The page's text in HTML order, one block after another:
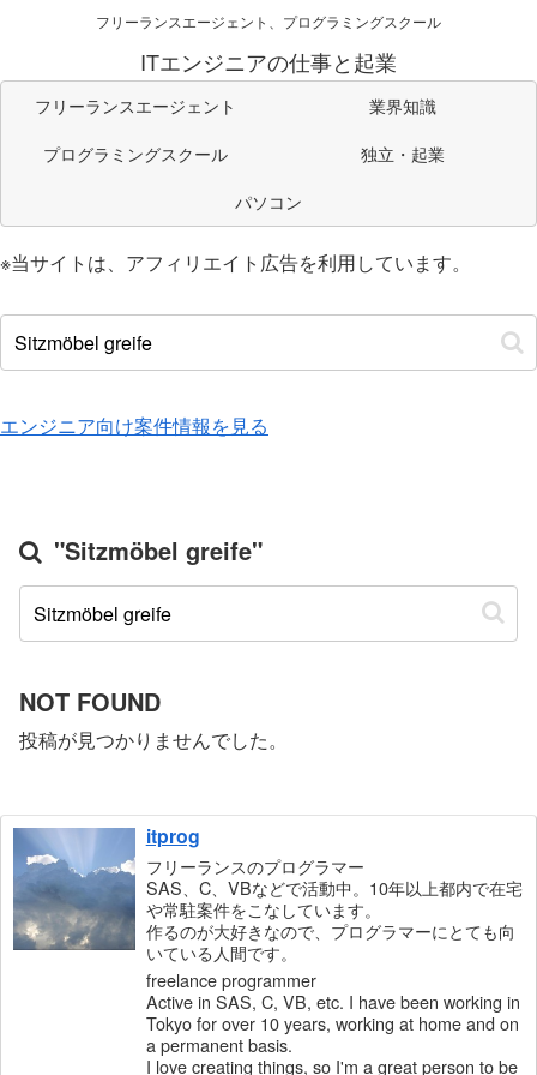
フリーランスエージェント、プログラミングスクール
ITエンジニアの仕事と起業
フリーランスエージェント
業界知識
プログラミングスクール
独立・起業
パソコン
※当サイトは、アフィリエイト広告を利用しています。
エンジニア向け案件情報を見る
"Sitzmöbel greife"
NOT FOUND
投稿が見つかりませんでした。
itprog
フリーランスのプログラマー
SAS、C、VBなどで活動中。10年以上都内で在宅
や常駐案件をこなしています。
作るのが大好きなので、プログラマーにとても向
いている人間です。
freelance programmer
Active in SAS, C, VB, etc. I have been working in
Tokyo for over 10 years, working at home and on
a permanent basis.
I love creating things, so I'm a great person to be